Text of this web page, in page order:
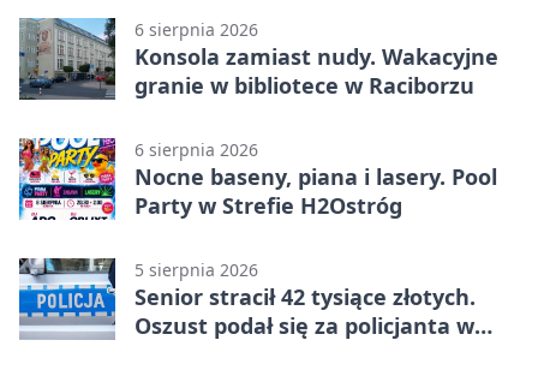
6 sierpnia 2026
Konsola zamiast nudy. Wakacyjne
granie w bibliotece w Raciborzu
6 sierpnia 2026
Nocne baseny, piana i lasery. Pool
Party w Strefie H2Ostróg
5 sierpnia 2026
Senior stracił 42 tysiące złotych.
Oszust podał się za policjanta w